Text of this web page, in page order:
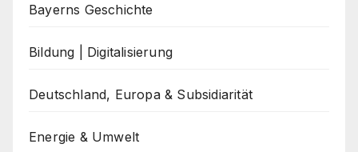
Bayerns Geschichte
Bildung | Digitalisierung
Deutschland, Europa & Subsidiarität
Energie & Umwelt